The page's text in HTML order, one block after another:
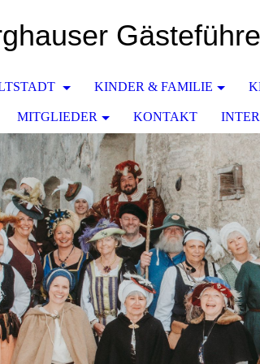
KINDER & FAMILIE
MITGLIEDER KONTAKT